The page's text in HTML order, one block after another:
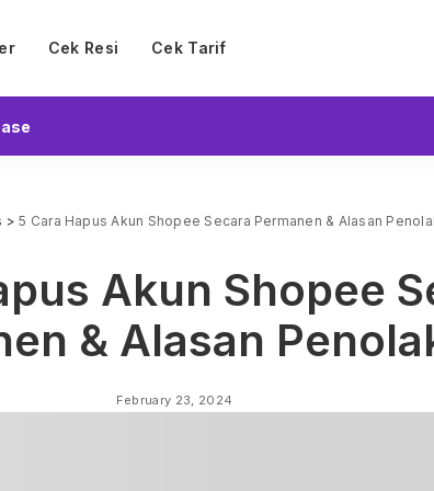
Cek Resi Cek Tarif
>5 Cara Hapus Akun Shopee Secara Permanen & Alasan
Akun Shopee
& Alasan
February 23, 2024